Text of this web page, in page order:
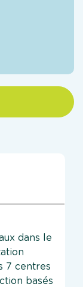
dans le
7 centres
basés